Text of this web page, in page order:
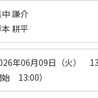
謙介
耕平
年06月09日（火）
始 13:00）